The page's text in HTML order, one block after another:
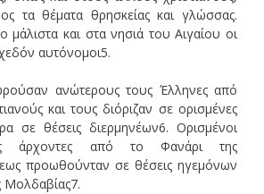
τα θέματα θρησκείας και γλώσσας.
και στα νησιά του Αιγαίου οι
αυτόνομοι5.
ανώτερους τους Έλληνες από
και τους διόριζαν σε ορισμένες
σε θέσεις διερμηνέων6. Ορισμένοι
άρχοντες από το Φανάρι της
προωθούνταν σε θέσεις ηγεμόνων
Μολδαβίας7.